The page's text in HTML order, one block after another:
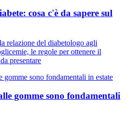
cosa c'è da sapere sul
relazione del diabetologo agli
le regole per ottenere il
presentare
gomme sono fondamentali